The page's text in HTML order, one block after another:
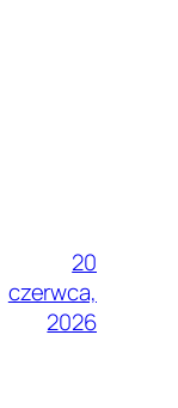
20
czerwca,
2026